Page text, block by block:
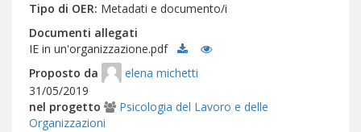
Tipo di OER Metadati e documento/i
Documenti allegati
IE in un'organizzazione.pdf
Proposto da
elena michetti
31/05/2019
nel progetto
Psicologia del Lavoro e delle
Organizzazioni